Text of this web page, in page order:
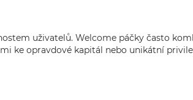
uživatelů. Welcome páčky často
ke opravdové kapitál nebo unikátní